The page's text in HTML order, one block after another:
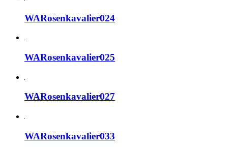
WARosenkavalier024
WARosenkavalier025
WARosenkavalier027
WARosenkavalier033